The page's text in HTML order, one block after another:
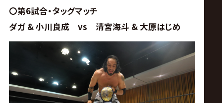
〇第6試合・タッグマッチ
ダガ & 小川良成 vs 清宮海斗 & 大原はじめ